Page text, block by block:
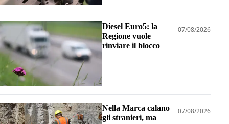
Diesel Euro5: la
Regione vuole
rinviare il blocco
07/08/2026
Nella Marca calano
gli stranieri, ma
07/08/2026